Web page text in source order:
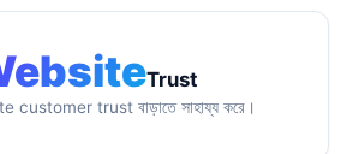
Trust
customer trust বাড়াতে সাহায্য করে।